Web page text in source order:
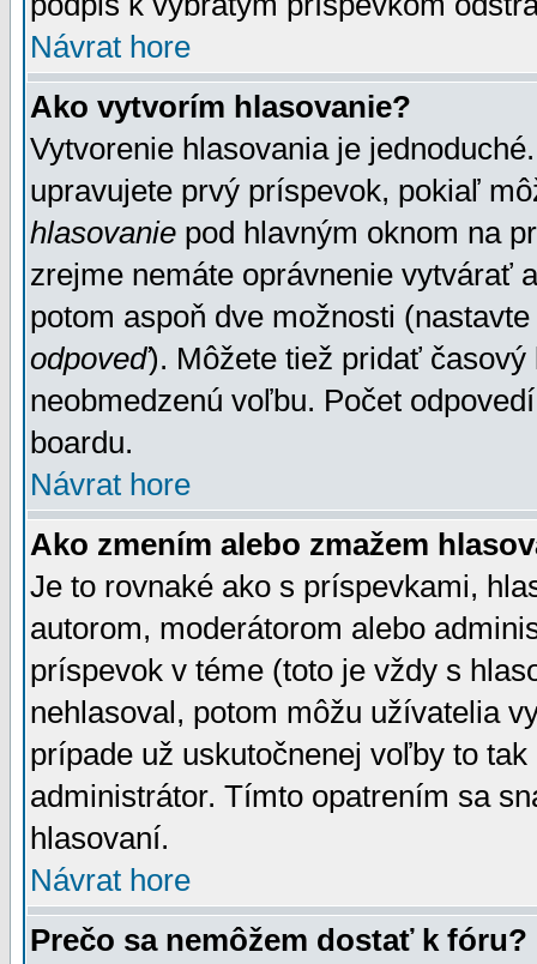
Návrat hore
Ako vytvorím hlasovanie?
Vytvorenie hlasovania je
upravujete prvý príspevok, pokiaľ
hlasovanie pod hlavným oknom na
zrejme nemáte oprávnenie vytvárať
potom aspoň dve možnosti
odpoveď). Môžete tiež pridať
neobmedzenú voľbu. Počet
boardu.
Návrat hore
Ako zmením alebo zmažem
Je to rovnaké ako s príspevkami,
autorom, moderátorom alebo
príspevok v téme (toto je vždy s
nehlasoval, potom môžu užívatelia
prípade už uskutočnenej voľby to
administrátor. Tímto opatrením sa
hlasovaní.
Návrat hore
Prečo sa nemôžem dostať k fóru?